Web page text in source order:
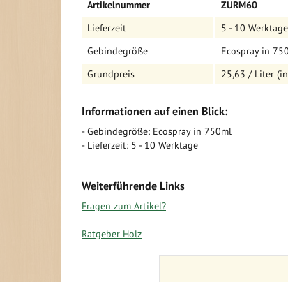
Soap. RMC Surface Care eignet sich besonders
kleinerer Bodenflächen sowie lokaler Flecken
Informationen auf einen Blick:
- Gebindegröße: Ecospray in 750ml
- Lieferzeit: 5 - 10 Werktage
Weiterführende Links
Fragen zum Artikel?
Ratgeber Holz
Informationen
Artikelnummer
ZURM60
Lieferzeit
5 - 10 Werktage
Gebindegröße
Ecospray in
Grundpreis
25,63 / Liter